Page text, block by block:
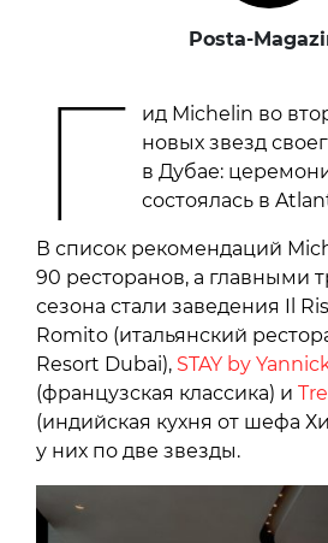
Posta-
Г
ид Michelin во
новых звезд
в Дубае:
состоялась в
В список рекомендаций
90 ресторанов, а главными
сезона стали заведения Il
Romito (итальянский
Resort Dubai), STAY by
(французская классика) и
(индийская кухня от шефа
у них по две звезды.